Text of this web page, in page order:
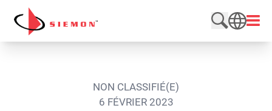
Aller au contenu
SEARCH
NON CLASSIFIÉ(E)
6 FÉVRIER 2023